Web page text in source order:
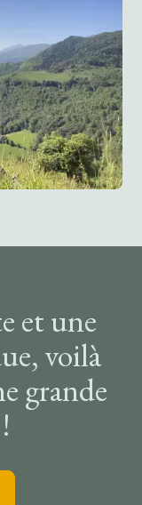
et une
voilà
grande